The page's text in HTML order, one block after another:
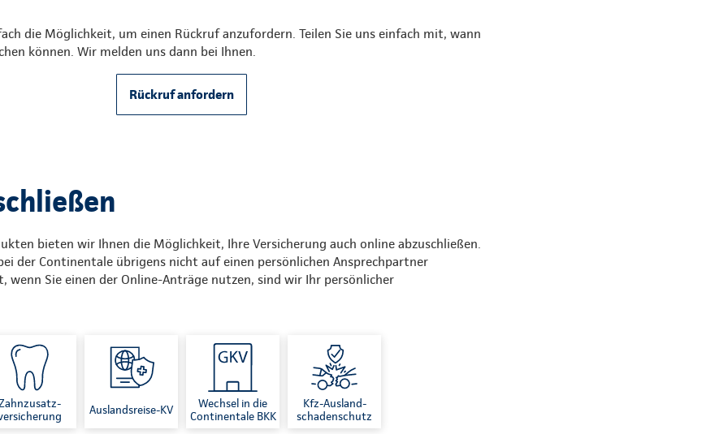
die Möglichkeit, um einen Rückruf anzufordern. Teilen Sie uns einfach mit, wann
können. Wir melden uns dann bei Ihnen.
Rückruf anfordern
bieten wir Ihnen die Möglichkeit, Ihre Versicherung auch online abzuschließen.
der Continentale übrigens nicht auf einen persönlichen Ansprechpartner
wenn Sie einen der Online-Anträge nutzen, sind wir Ihr persönlicher
Auslandsreise-KV
Wechsel in die
Continentale BKK
Kfz-Ausland-
schadenschutz